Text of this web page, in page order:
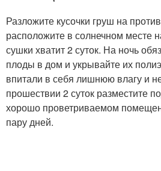
Разложите кусочки груш на
расположите в солнечном месте
сушки хватит 2 суток. На ночь
плоды в дом и укрывайте их
впитали в себя лишнюю влагу и
прошествии 2 суток разместите
хорошо проветриваемом
пару дней.